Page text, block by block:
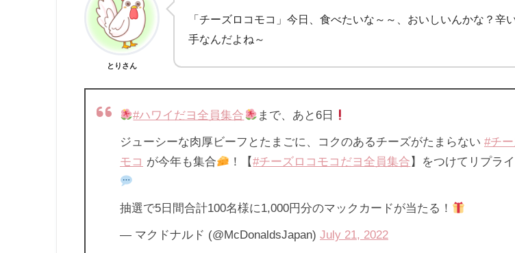
とりさん
「チーズロコモコ」今日、食べたいな～～、おいしいんかな？辛
手なんだよね～
#ハワイだヨ全員集合 まで、あと6日
ジューシーな肉厚ビーフとたまごに、コクのあるチーズがたまらない #チ
モコ が今年も集合 ！【#チーズロコモコだヨ全員集合 】をつけてリプラ
抽選で5日間合計100名様に1,000円分のマックカードが当たる！
— マクドナルド (@McDonaldsJapan) July 21, 2022